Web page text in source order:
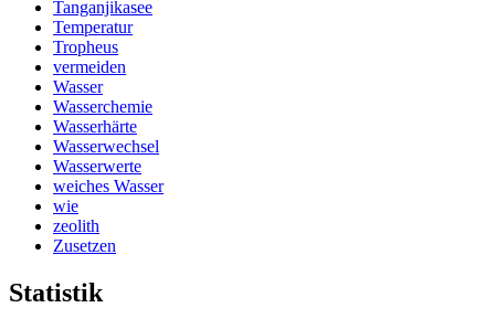
Tanganjikasee
Temperatur
Tropheus
vermeiden
Wasser
Wasserchemie
Wasserhärte
Wasserwechsel
Wasserwerte
weiches Wasser
wie
zeolith
Zusetzen
Statistik